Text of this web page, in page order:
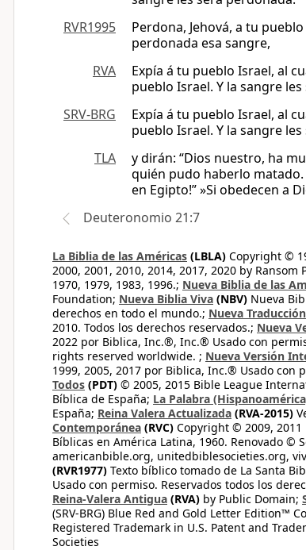
RVR1995
Perdona, Jehová, a tu
perdonada esa sangre,
RVA
Expía á tu pueblo Israel, al
pueblo Israel. Y la sangre
SRV-BRG
Expía á tu pueblo Israel, al
pueblo Israel. Y la sangre
TLA
y dirán: “Dios nuestro, ha
quién pudo haberlo matado.
en Egipto!” »Si obedecen a
Deuteronomio 21:7
La Biblia de las Américas (LBLA) Copyright ©
2000, 2001, 2010, 2014, 2017, 2020 by
1970, 1979, 1983, 1996.; Nueva Biblia de las
Foundation; Nueva Biblia Viva (NBV) Nueva
derechos en todo el mundo.; Nueva
2010. Todos los derechos reservados.; Nueva
2022 por Biblica, Inc.®, Inc.® Usado con
rights reserved worldwide. ; Nueva Versión
1999, 2005, 2017 por Biblica, Inc.® Usado
Todos (PDT) © 2005, 2015 Bible League
Bíblica de España; La Palabra
España; Reina Valera Actualizada (RVA-2015)
Contemporánea (RVC) Copyright © 2009, 2011
Bíblicas en América Latina, 1960. Renovado ©
americanbible.org, unitedbiblesocieties.org,
(RVR1977) Texto bíblico tomado de La Santa
Usado con permiso. Reservados todos los
Reina-Valera Antigua (RVA) by Public Domain;
(SRV-BRG) Blue Red and Gold Letter Edition™
Registered Trademark in U.S. Patent and
Societies